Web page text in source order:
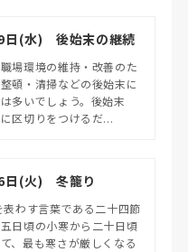
日(水) 後始末の継続
場環境の維持・改善のた
頓・清掃などの後始末に
多いでしょう。後始末
区切りをつけるだ...
日(火) 冬籠り
わす言葉である二十四節
日頃の小寒から二十日頃
、最も寒さが厳しくなる